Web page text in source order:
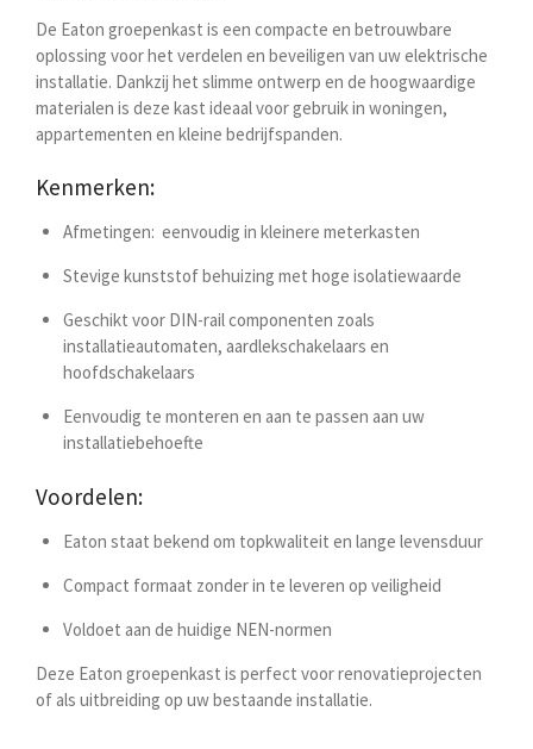
De Eaton groepenkast is een compacte en betrouwbare
oplossing voor het verdelen en beveiligen van uw elektrische
installatie. Dankzij het slimme ontwerp en de hoogwaardige
materialen is deze kast ideaal voor gebruik in woningen,
appartementen en kleine bedrijfspanden.
Kenmerken:
Afmetingen: eenvoudig in kleinere meterkasten
Stevige kunststof behuizing met hoge isolatiewaarde
Geschikt voor DIN-rail componenten zoals
installatieautomaten, aardlekschakelaars en
hoofdschakelaars
Eenvoudig te monteren en aan te passen aan uw
installatiebehoefte
Voordelen:
Eaton staat bekend om topkwaliteit en lange levensduur
Compact formaat zonder in te leveren op veiligheid
Voldoet aan de huidige NEN-normen
Deze Eaton groepenkast is perfect voor renovatieprojecten
of als uitbreiding op uw bestaande installatie.